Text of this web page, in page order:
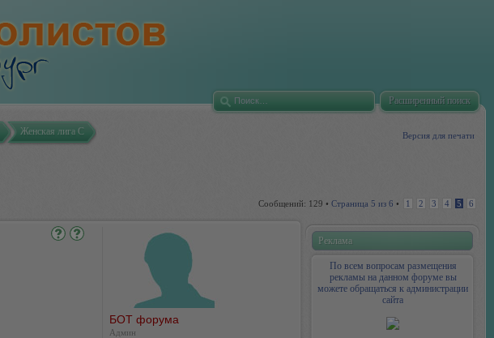
Расширенный поиск
Версия для печати
Женская лига С
Сообщений: 129 • Страница 5 из 6 • 1 2 3 4 5 6
БОТ форума
Админ
Реклама
По всем вопросам размещения
рекламы на данном форуме вы
можете обращаться к администрации
сайта